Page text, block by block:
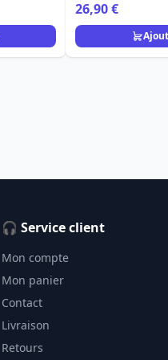
26,90 €
🎧 Service client
Mon compte
Mon panier
Contact
Livraison
Retours